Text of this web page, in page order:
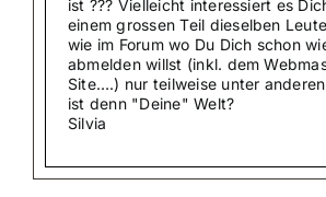
ist ??? Vielleicht interessiert es
einem grossen Teil dieselben
wie im Forum wo Du Dich schon
abmelden willst (inkl. dem
Site….) nur teilweise unter
ist denn "Deine" Welt?
Silvia